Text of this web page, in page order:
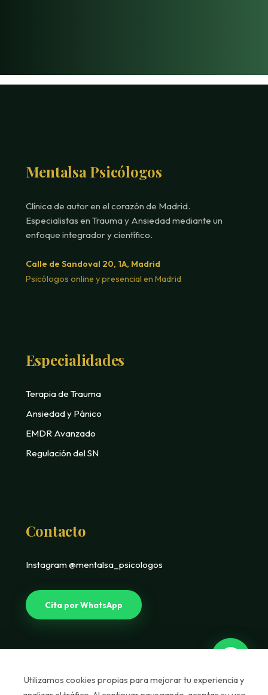
Mentalsa Psicólogos
Clínica de autor en el corazón de Madrid.
Especialistas en Trauma y Ansiedad mediante un
enfoque integrador y científico.
Calle de Sandoval 20, 1A, Madrid
Psicólogos online y presencial en Madrid
Especialidades
Terapia de Trauma
Ansiedad y Pánico
EMDR Avanzado
Regulación del SN
Contacto
Instagram @mentalsa_psicologos
Cita por WhatsApp
Utilizamos cookies propias para mejorar tu experiencia y